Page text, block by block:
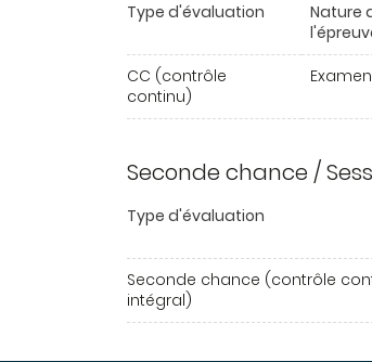
Type d'évaluation
Nature
CC (contrôle
continu)
Seconde chance /
Type d'évaluation
Seconde chance (contrôle
intégral)